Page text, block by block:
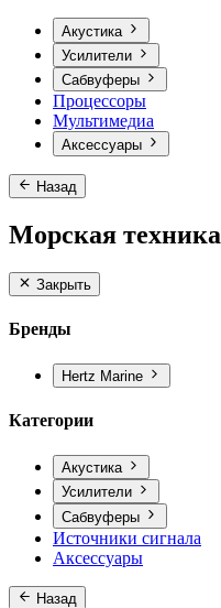
Акустика
Усилители
Сабвуферы
Процессоры
Мультимедиа
Аксессуары
Назад
Морская техника
Закрыть
Бренды
Hertz Marine
Категории
Акустика
Усилители
Сабвуферы
Источники сигнала
Аксессуары
Назад